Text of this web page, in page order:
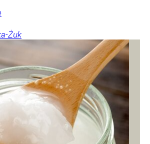
Żuk